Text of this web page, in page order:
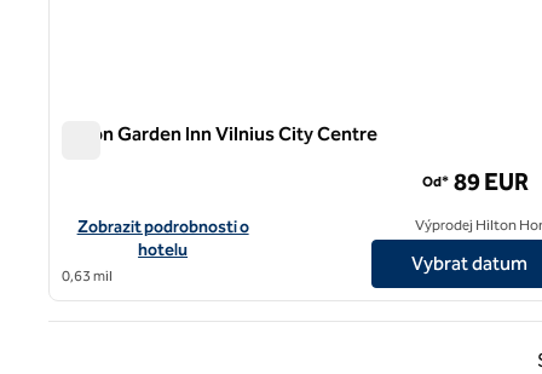
Hilton Garden Inn Vilnius City Centre
Zobrazit detaily hotelu v centru města Hilton Garden Inn
Zobrazit podrobnosti o
hotelu
0,63 mil
Od* 89 EUR
Výprodej Hilton
Vybrat datum